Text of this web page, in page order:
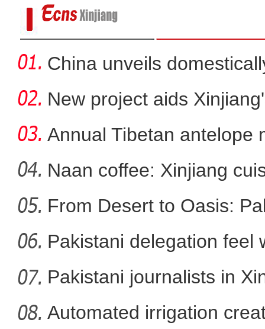
大美边疆看我家丨新疆克州
大美边疆看我家丨新疆喀什：走
China unveils
f
New project aids
Annual Tibetan antelope
Naan coffee: Xinjiang
From Desert to Oasis:
Pakistani delegation feel
developm
Pakistani journalists in
Automated irrigation